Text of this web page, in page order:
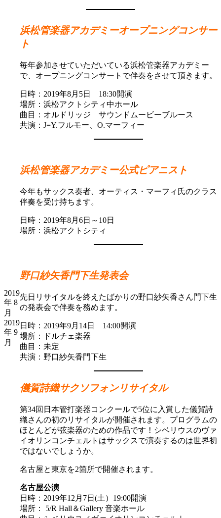
2019
年 8
月
2019
年 9
月
浜松管楽器アカデミーオープニングコンサー
ト
毎年参加させていただいている浜松管楽器アカデミー
で、オープニングコンサートで伴奏をさせて頂きます。
日時：2019年8月5日 18:30開演
場所：浜松アクトシティ中ホール
曲目：オルドリッジ サウンドムービーブルース
共演：J=Y.フルモー、O.マーフィー
浜松管楽器アカデミー公式ピアニスト
今年もサックス奏者、オーティス・マーフィ氏のクラス
伴奏を受け持ちます。
日時：2019年8月6日～10日
場所：浜松アクトシティ
野口紗矢香門下生発表会
先日リサイタルを終えたばかりの野口紗矢香さん門下生
の発表会で伴奏を務めます。
日時：2019年9月14日 14:00開演
場所：ドルチェ楽器
曲目：未定
共演：野口紗矢香門下生
儀賀詩織サクソフォンリサイタル
第34回日本管打楽器コンクールで5位に入賞した儀賀詩
織さんの初のリサイタルが開催されます。プログラムの
ほとんどが弦楽器のための作品です！シベリウスのヴァ
イオリンコンチェルトはサックスで演奏するのは世界初
ではないでしょうか。
名古屋と東京を2箇所で開催されます。
名古屋公演
日時：2019年12月7日(土）19:00開演
場所： 5/R Hall＆Gallery 音楽ホール